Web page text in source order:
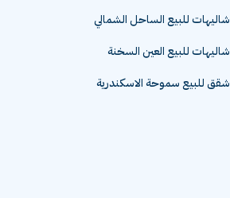
شاليهات للبيع الساحل الشمالي
شاليهات للبيع العين السخنة
شقق للبيع سموحة الاسكندرية